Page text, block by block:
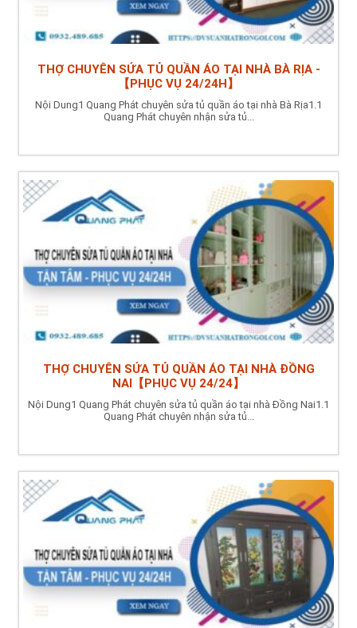
THỢ CHUYÊN SỬA TỦ QUẦN ÁO TẠI NHÀ BÀ RỊA -
【PHỤC VỤ 24/24H】
Nội Dung1 Quang Phát chuyên sửa tủ quần áo tại nhà Bà Rịa1.1
Quang Phát chuyên nhận sửa tủ...
THỢ CHUYÊN SỬA TỦ QUẦN ÁO TẠI NHÀ ĐỒNG
NAI【PHỤC VỤ 24/24】
Nội Dung1 Quang Phát chuyên sửa tủ quần áo tại nhà Đồng Nai1.1
Quang Phát chuyên nhận sửa tủ...